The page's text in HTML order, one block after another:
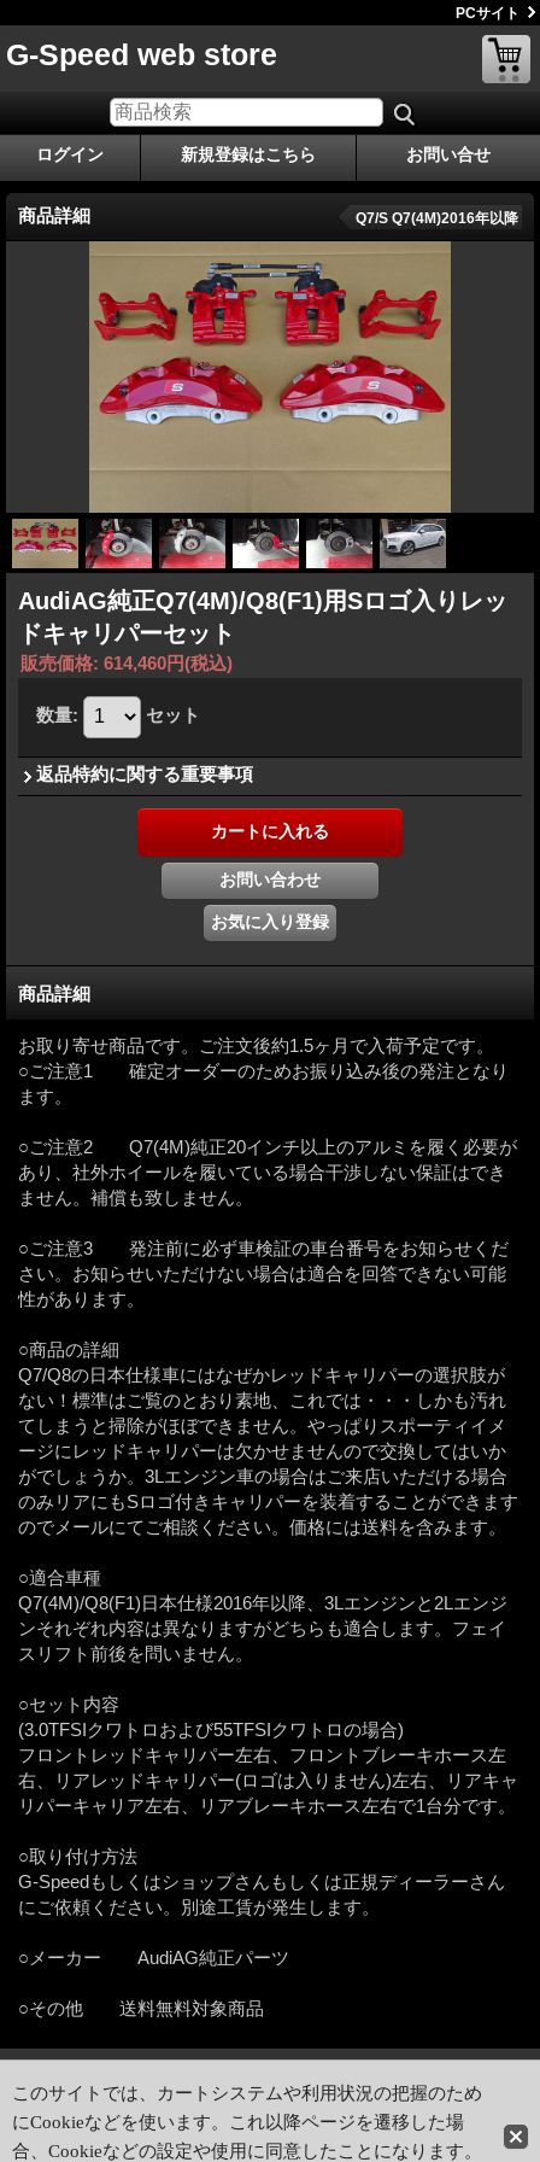
PCサイト
G-Speed web store
ログイン 新規登録はこちら お問い合せ
商品詳細 Q7/S Q7(4M)2016年以降
AudiAG純正Q7(4M)/Q8(F1)用Sロゴ入りレッ
ドキャリパーセット
販売価格: 614,460円(税込)
数量: セット
返品特約に関する重要事項
商品詳細
お取り寄せ商品です。ご注文後約1.5ヶ月で入荷予定です。
○ご注意1 確定オーダーのためお振り込み後の発注となり
ます。
○ご注意2 Q7(4M)純正20インチ以上のアルミを履く必要が
あり、社外ホイールを履いている場合干渉しない保証はでき
ません。補償も致しません。
○ご注意3 発注前に必ず車検証の車台番号をお知らせくだ
さい。お知らせいただけない場合は適合を回答できない可能
性があります。
○商品の詳細
Q7/Q8の日本仕様車にはなぜかレッドキャリパーの選択肢が
ない！標準はご覧のとおり素地、これでは・・・しかも汚れ
てしまうと掃除がほぼできません。やっぱりスポーティイメ
ージにレッドキャリパーは欠かせませんので交換してはいか
がでしょうか。3Lエンジン車の場合はご来店いただける場合
のみリアにもSロゴ付きキャリパーを装着することができます
のでメールにてご相談ください。価格には送料を含みます。
○適合車種
Q7(4M)/Q8(F1)日本仕様2016年以降、3Lエンジンと2Lエンジ
ンそれぞれ内容は異なりますがどちらも適合します。フェイ
スリフト前後を問いません。
○セット内容
(3.0TFSIクワトロおよび55TFSIクワトロの場合)
フロントレッドキャリパー左右、フロントブレーキホース左
右、リアレッドキャリパー(ロゴは入りません)左右、リアキャ
リパーキャリア左右、リアブレーキホース左右で1台分です。
○取り付け方法
G-Speedもしくはショップさんもしくは正規ディーラーさん
にご依頼ください。別途工賃が発生します。
○メーカー AudiAG純正パーツ
○その他 送料無料対象商品
特定商取引法表示 | ご利用案内
PCサイト
このサイトでは、カートシステムや利用状況の把握のため
にCookieなどを使います。これ以降ページを遷移した場
合、Cookieなどの設定や使用に同意したことになります。